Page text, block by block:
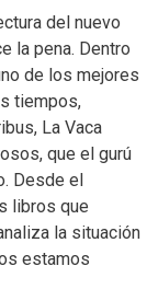
del nuevo
la pena. Dentro
de los mejores
tiempos,
La Vaca
que el gurú
Desde el
libros que
la situación
estamos